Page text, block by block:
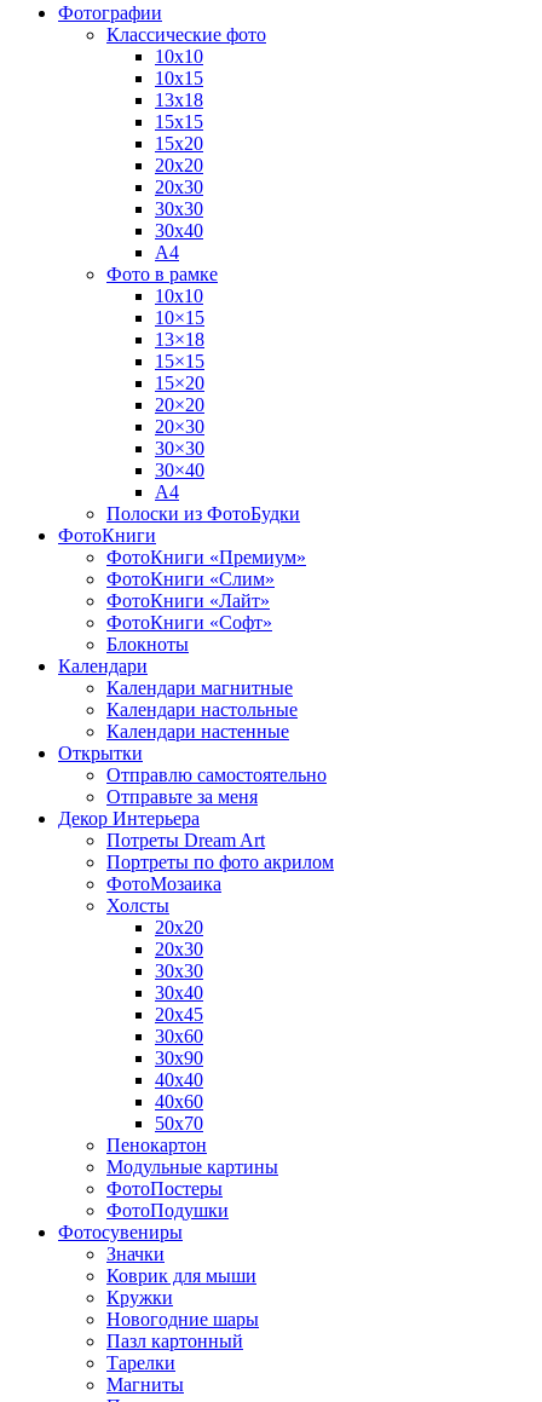
Фотографии
Классические фото
10х10
10х15
13х18
15х15
15х20
20х20
20х30
30х30
30х40
А4
Фото в рамке
10х10
10×15
13×18
15×15
15×20
20×20
20×30
30×30
30×40
A4
Полоски из ФотоБудки
ФотоКниги
ФотоКниги «Премиум»
ФотоКниги «Слим»
ФотоКниги «Лайт»
ФотоКниги «Софт»
Блокноты
Календари
Календари магнитные
Календари настольные
Календари настенные
Открытки
Отправлю самостоятельно
Отправьте за меня
Декор Интерьера
Потреты Dream Art
Портреты по фото акрилом
ФотоМозаика
Холсты
20х20
20х30
30х30
30х40
20х45
30х60
30х90
40х40
40х60
50х70
Пенокартон
Модульные картины
ФотоПостеры
ФотоПодушки
Фотоcувениры
Значки
Коврик для мыши
Кружки
Новогодние шары
Пазл картонный
Тарелки
Магниты